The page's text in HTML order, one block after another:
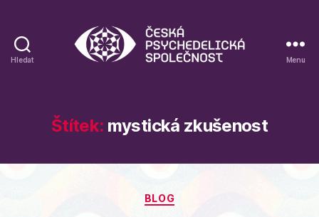
Hledat
společnosti
Menu
Štítek: mystická zkušenost
Rubriky
BLOG